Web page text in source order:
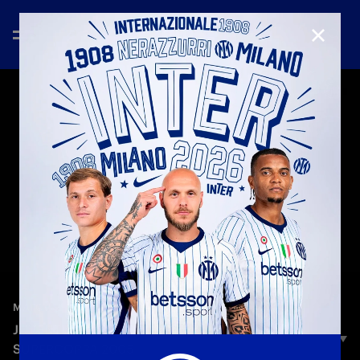
MATCH HIGHLIGHTS—16 dic 2025
JUVENTUS 0-1 INTER | HIGHLIGHTS |
SUPERCOPPA 2005